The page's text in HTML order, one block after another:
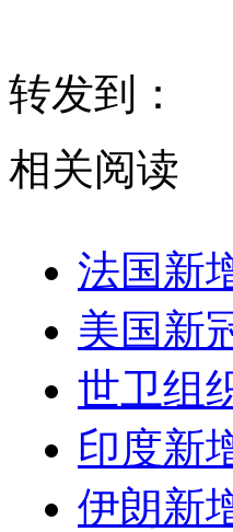
转发到：
相关阅读
法国新
美国新
世卫组
印度新
伊朗新